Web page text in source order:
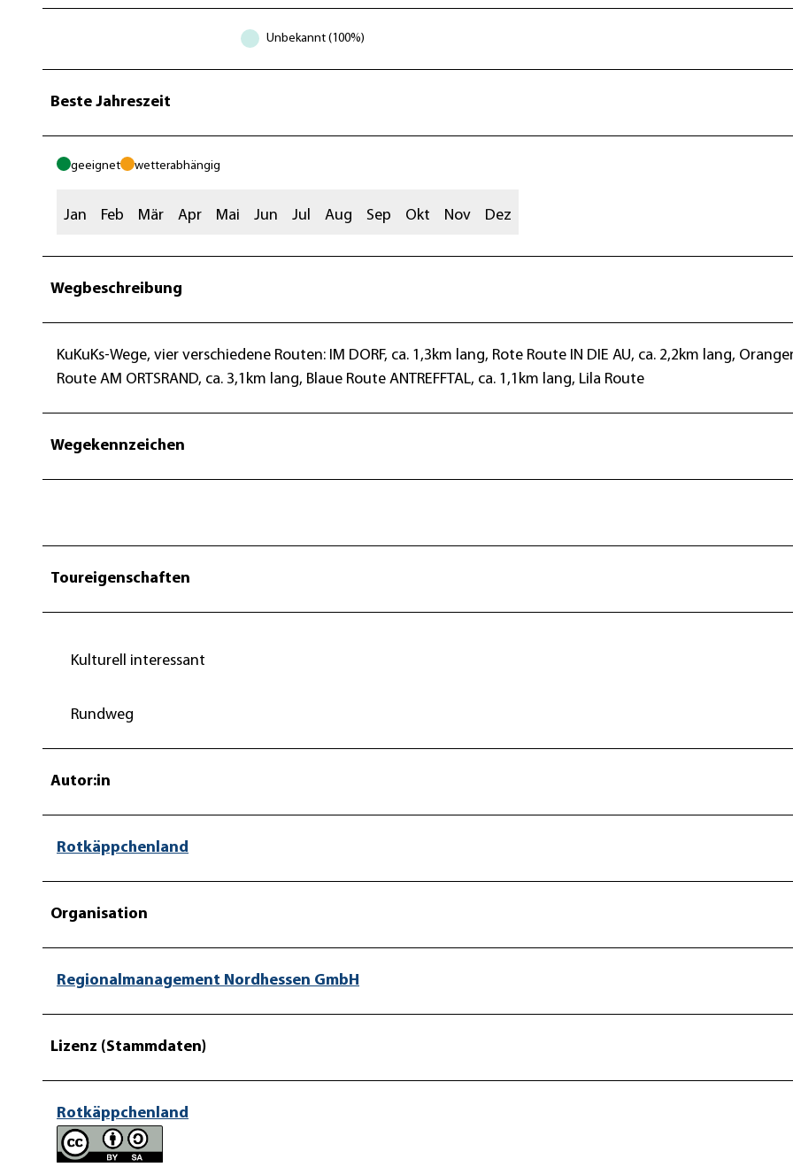
Unbekannt (100%)
Beste Jahreszeit
geeignet wetterabhängig
Jan Feb Mär Apr Mai Jun Jul Aug Sep Okt Nov Dez
Wegbeschreibung
KuKuKs-Wege, vier verschiedene Routen: IM DORF, ca. 1,3km lang, Rote Route IN DIE AU, ca. 2,2km lang,
Route AM ORTSRAND, ca. 3,1km lang, Blaue Route ANTREFFTAL, ca. 1,1km lang, Lila Route
Wegekennzeichen
Toureigenschaften
Kulturell interessant
Rundweg
Autor:in
Rotkäppchenland
Organisation
Regionalmanagement Nordhessen GmbH
Lizenz (Stammdaten)
Rotkäppchenland